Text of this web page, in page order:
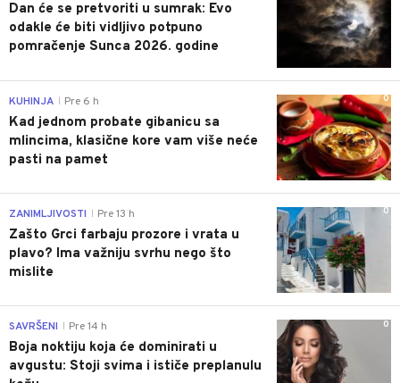
Dan će se pretvoriti u sumrak: Evo
odakle će biti vidljivo potpuno
pomračenje Sunca 2026. godine
0
KUHINJA Pre 6 h
Kad jednom probate gibanicu sa
mlincima, klasične kore vam više neće
pasti na pamet
0
ZANIMLJIVOSTI Pre 13 h
Zašto Grci farbaju prozore i vrata u
plavo? Ima važniju svrhu nego što
mislite
0
SAVRŠENI Pre 14 h
Boja noktiju koja će dominirati u
avgustu: Stoji svima i ističe preplanulu